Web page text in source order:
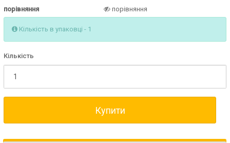
порівняння
порівняння
Кількість в упаковці - 1
Кількість
Купити